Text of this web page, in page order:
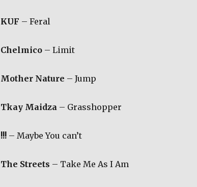
KUF – Feral
Chelmico– Limit
Mother Nature – Jump
Tkay Maidza– Grasshopper
!!!– Maybe You can’t
The Streets – Take Me As I Am